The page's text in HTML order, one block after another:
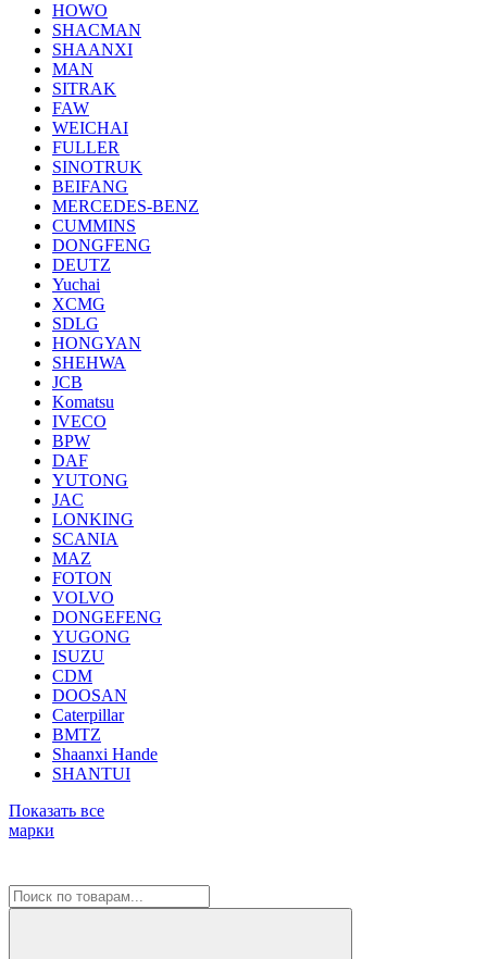
HOWO
SHACMAN
SHAANXI
MAN
SITRAK
FAW
WEICHAI
FULLER
SINOTRUK
BEIFANG
MERCEDES-BENZ
CUMMINS
DONGFENG
DEUTZ
Yuchai
XCMG
SDLG
HONGYAN
SHEHWA
JCB
Komatsu
IVECO
BPW
DAF
YUTONG
JAC
LONKING
SCANIA
MAZ
FOTON
VOLVO
DONGEFENG
YUGONG
ISUZU
CDM
DOOSAN
Caterpillar
BMTZ
Shaanxi Hande
SHANTUI
Показать все
марки